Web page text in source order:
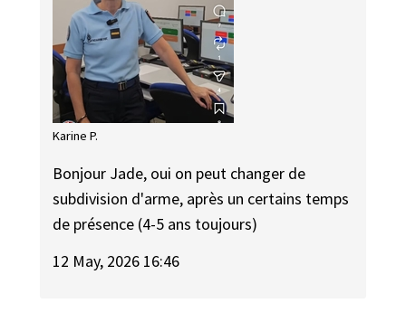
Karine P.
Bonjour Jade, oui on peut changer de
subdivision d'arme, après un certains temps
de présence (4-5 ans toujours)
12 May, 2026 16:46